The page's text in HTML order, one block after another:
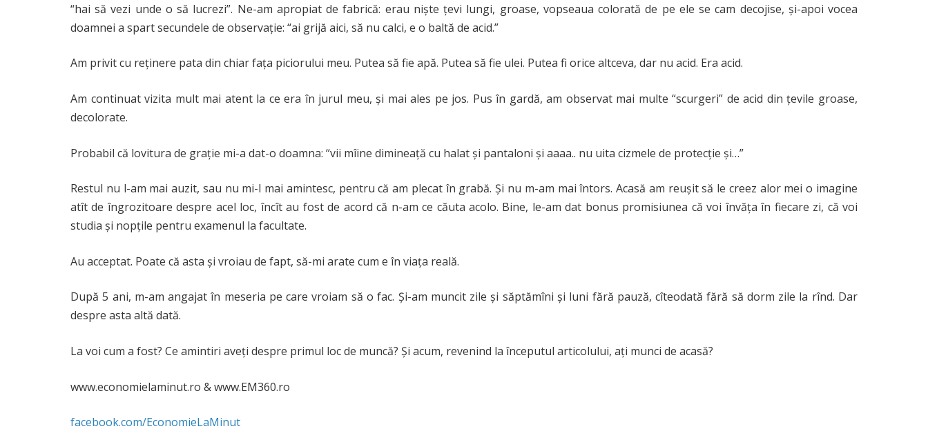
“hai să vezi unde o să lucrezi”. Ne-am apropiat de fabrică: erau niște țevi lungi, groase, vopseaua colorată de pe ele se cam decojise, și-apoi vocea
doamnei a spart secundele de observație: “ai grijă aici, să nu calci, e o baltă de acid.”
Am privit cu reținere pata din chiar fața piciorului meu. Putea să fie apă. Putea să fie ulei. Putea fi orice altceva, dar nu acid. Era acid.
Am continuat vizita mult mai atent la ce era în jurul meu, și mai ales pe jos. Pus în gardă, am observat mai multe “scurgeri” de acid din țevile groase,
decolorate.
Probabil că lovitura de grație mi-a dat-o doamna: “vii mîine dimineață cu halat și pantaloni și aaaa.. nu uita cizmele de protecție și…”
Restul nu l-am mai auzit, sau nu mi-l mai amintesc, pentru că am plecat în grabă. Și nu m-am mai întors. Acasă am reușit să le creez alor mei o imagine
atît de îngrozitoare despre acel loc, încît au fost de acord că n-am ce căuta acolo. Bine, le-am dat bonus promisiunea că voi învăța în fiecare zi, că voi
studia și nopțile pentru examenul la facultate.
Au acceptat. Poate că asta și vroiau de fapt, să-mi arate cum e în viața reală.
După 5 ani, m-am angajat în meseria pe care vroiam să o fac. Și-am muncit zile și săptămîni și luni fără pauză, cîteodată fără să dorm zile la rînd. Dar
despre asta altă dată.
La voi cum a fost? Ce amintiri aveți despre primul loc de muncă? Și acum, revenind la începutul articolului, ați munci de acasă?
www.economielaminut.ro & www.EM360.ro
facebook.com/EconomieLaMinut